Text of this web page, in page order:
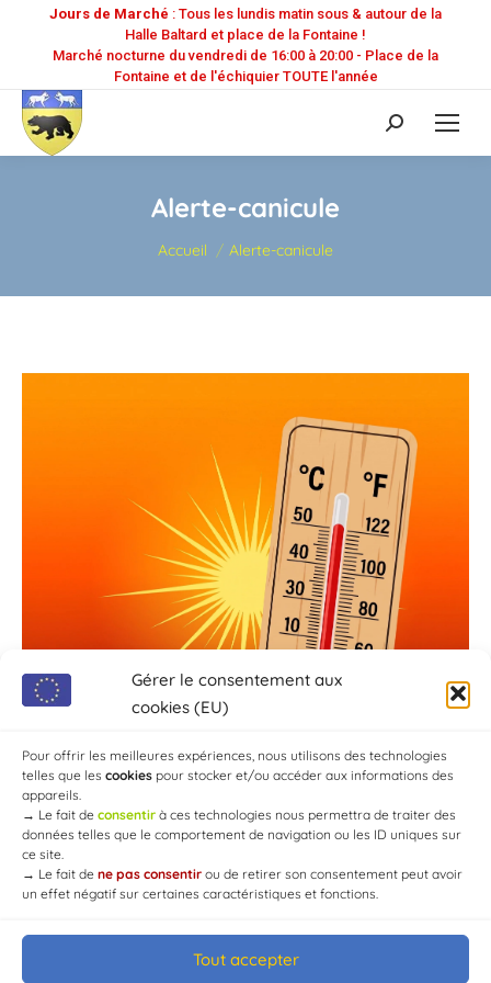
Gérer le consentement aux
cookies (EU)
Pour offrir les meilleures expériences, nous utilisons des technologies
telles que les cookies pour stocker et/ou accéder aux informations des
appareils.
→ Le fait de consentir à ces technologies nous permettra de traiter des
données telles que le comportement de navigation ou les ID uniques sur
ce site.
→ Le fait de ne pas consentir ou de retirer son consentement peut avoir
un effet négatif sur certaines caractéristiques et fonctions.
Tout accepter
Jours de Marché : Tous les lundis matin sous & autour de la
Halle Baltard et place de la Fontaine !
Marché nocturne du vendredi de 16:00 à 20:00 - Place de la
Fontaine et de l'échiquier TOUTE l'année
Recherche
:
Alerte-canicule
Vous êtes ici :
Accueil Alerte-canicule